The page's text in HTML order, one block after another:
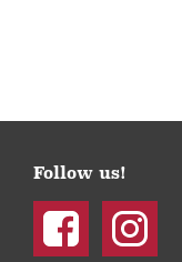
Follow us!
Facebook Instagram